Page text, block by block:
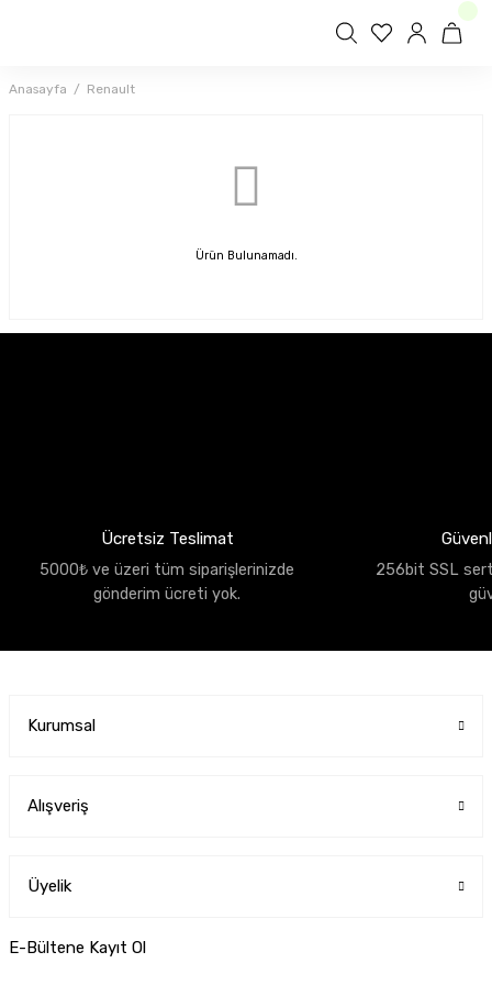
Anasayfa Renault
Ürün Bulunamadı.
Ücretsiz Teslimat
5000₺ ve üzeri tüm siparişlerinizde
gönderim ücreti yok.
256bit SSL
Kurumsal
Alışveriş
Üyelik
E-Bültene Kayıt Ol